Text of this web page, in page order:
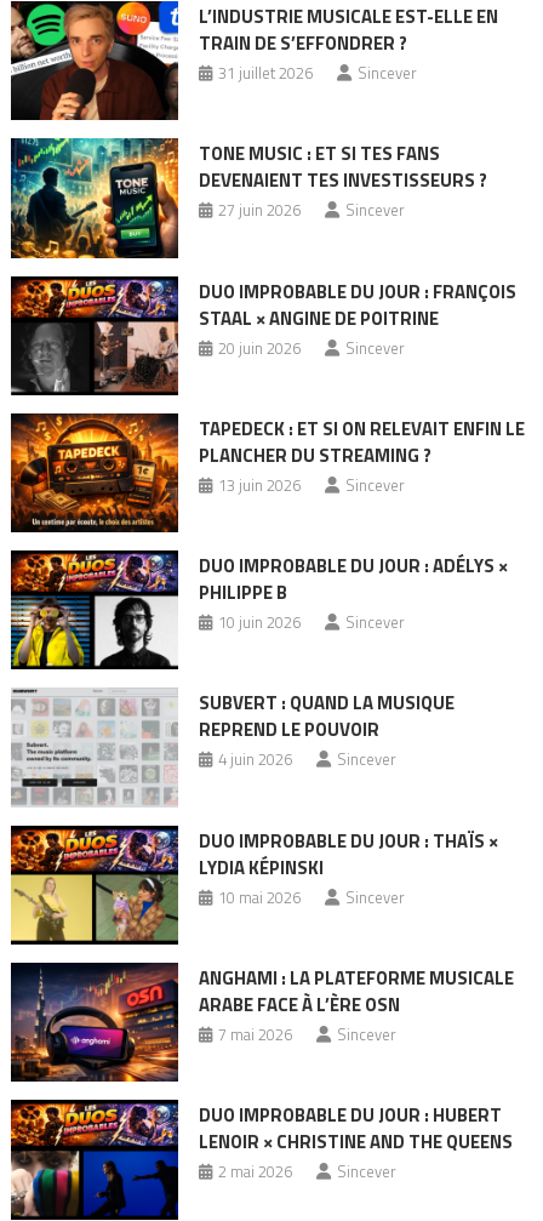
L’INDUSTRIE MUSICALE EST-ELLE EN
TRAIN DE S’EFFONDRER ?
31 juillet 2026 Sincever
TONE MUSIC : ET SI TES FANS
DEVENAIENT TES INVESTISSEURS ?
27 juin 2026 Sincever
DUO IMPROBABLE DU JOUR : FRANÇOIS
STAAL × ANGINE DE POITRINE
20 juin 2026 Sincever
TAPEDECK : ET SI ON RELEVAIT ENFIN LE
PLANCHER DU STREAMING ?
13 juin 2026 Sincever
DUO IMPROBABLE DU JOUR : ADÉLYS ×
PHILIPPE B
10 juin 2026 Sincever
SUBVERT : QUAND LA MUSIQUE
REPREND LE POUVOIR
4 juin 2026 Sincever
DUO IMPROBABLE DU JOUR : THAÏS ×
LYDIA KÉPINSKI
10 mai 2026 Sincever
ANGHAMI : LA PLATEFORME MUSICALE
ARABE FACE À L’ÈRE OSN
7 mai 2026 Sincever
DUO IMPROBABLE DU JOUR : HUBERT
LENOIR × CHRISTINE AND THE QUEENS
2 mai 2026 Sincever